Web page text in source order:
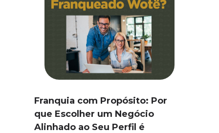
Franquia com Propósito: Por
que Escolher um Negócio
Alinhado ao Seu Perfil é